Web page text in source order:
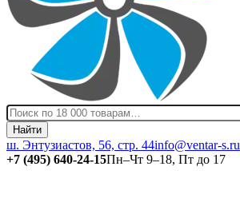
Найти
ш. Энтузиастов, 56, стр. 44info@ventar-s.ru
+7 (495) 640-24-15Пн–Чт 9–18, Пт до 17